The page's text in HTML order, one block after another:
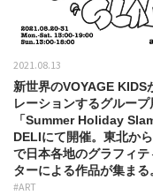
2021.08.13
新世界のVOYAGE KIDS
レーションするグループ
「Summer Holiday Slam
DELIにて開催。東北か
で日本各地のグラフィテ
ターによる作品が集まる
#ART